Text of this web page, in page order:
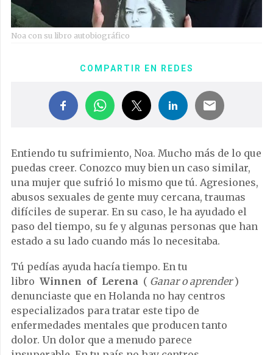
Noa con su libro autobiográfico
COMPARTIR EN REDES
Entiendo tu sufrimiento, Noa. Mucho más de lo que
puedas creer. Conozco muy bien un caso similar,
una mujer que sufrió lo mismo que tú. Agresiones,
abusos sexuales de gente muy cercana, traumas
difíciles de superar. En su caso, le ha ayudado el
paso del tiempo, su fe y algunas personas que han
estado a su lado cuando más lo necesitaba.
Tú pedías ayuda hacía tiempo. En tu
libro Winnen of Lerena ( Ganar o aprender)
denunciaste que en Holanda no hay centros
especializados para tratar este tipo de
enfermedades mentales que producen tanto
dolor. Un dolor que a menudo parece